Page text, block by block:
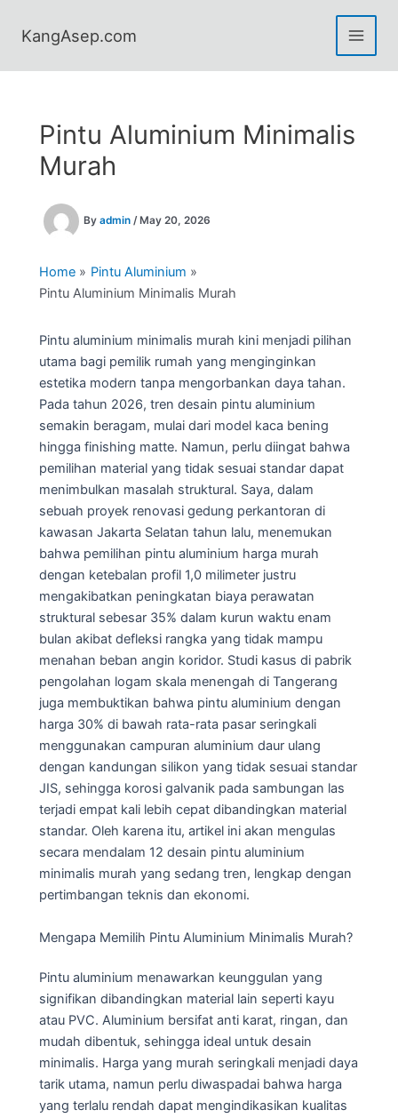
KangAsep.com
Pintu Aluminium Minimalis
Murah
By admin / May 20, 2026
Home
Pintu Aluminium
Pintu Aluminium Minimalis Murah
Pintu aluminium minimalis murah kini menjadi pilihan
utama bagi pemilik rumah yang menginginkan
estetika modern tanpa mengorbankan daya tahan.
Pada tahun 2026, tren desain pintu aluminium
semakin beragam, mulai dari model kaca bening
hingga finishing matte. Namun, perlu diingat bahwa
pemilihan material yang tidak sesuai standar dapat
menimbulkan masalah struktural. Saya, dalam
sebuah proyek renovasi gedung perkantoran di
kawasan Jakarta Selatan tahun lalu, menemukan
bahwa pemilihan pintu aluminium harga murah
dengan ketebalan profil 1,0 milimeter justru
mengakibatkan peningkatan biaya perawatan
struktural sebesar 35% dalam kurun waktu enam
bulan akibat defleksi rangka yang tidak mampu
menahan beban angin koridor. Studi kasus di pabrik
pengolahan logam skala menengah di Tangerang
juga membuktikan bahwa pintu aluminium dengan
harga 30% di bawah rata-rata pasar seringkali
menggunakan campuran aluminium daur ulang
dengan kandungan silikon yang tidak sesuai standar
JIS, sehingga korosi galvanik pada sambungan las
terjadi empat kali lebih cepat dibandingkan material
standar. Oleh karena itu, artikel ini akan mengulas
secara mendalam 12 desain pintu aluminium
minimalis murah yang sedang tren, lengkap dengan
pertimbangan teknis dan ekonomi.
Mengapa Memilih Pintu Aluminium Minimalis Murah?
Pintu aluminium menawarkan keunggulan yang
signifikan dibandingkan material lain seperti kayu
atau PVC. Aluminium bersifat anti karat, ringan, dan
mudah dibentuk, sehingga ideal untuk desain
minimalis. Harga yang murah seringkali menjadi daya
tarik utama, namun perlu diwaspadai bahwa harga
yang terlalu rendah dapat mengindikasikan kualitas